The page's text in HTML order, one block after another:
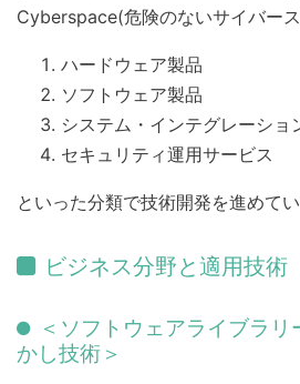
Cyberspace(危険のないサイバース
ハードウェア製品
ソフトウェア製品
システム・インテグレーショ
セキュリティ運用サービス
といった分類で技術開発を進めてい
ビジネス分野と適用技術
＜ソフトウェアライブラ
かし技術＞